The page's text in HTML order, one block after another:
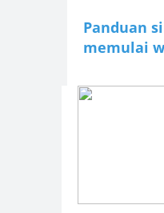
Panduan
memulai